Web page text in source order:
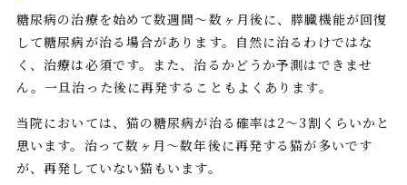
糖尿病の治療を始めて数週間～数ヶ月後に、膵臓機能が回復
して糖尿病が治る場合があります。自然に治るわけではな
く、治療は必須です。また、治るかどうか予測はできませ
ん。一旦治った後に再発することもよくあります。
当院においては、猫の糖尿病が治る確率は2～3割くらいかと
思います。治って数ヶ月〜数年後に再発する猫が多いです
が、再発していない猫もいます。